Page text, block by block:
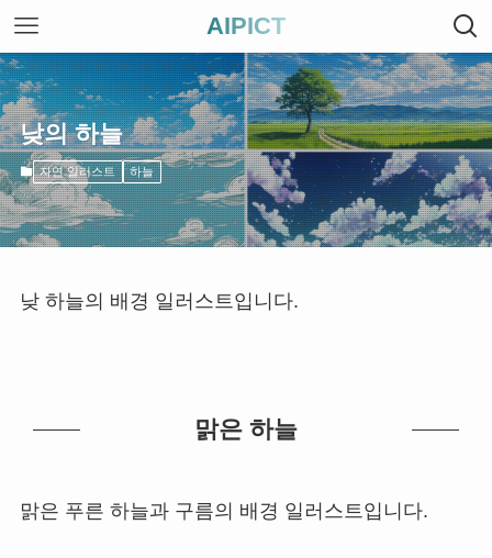
AIPICT
낮의 하늘
자연 일러스트 하늘
낮 하늘의 배경 일러스트입니다.
맑은 하늘
맑은 푸른 하늘과 구름의 배경 일러스트입니다.